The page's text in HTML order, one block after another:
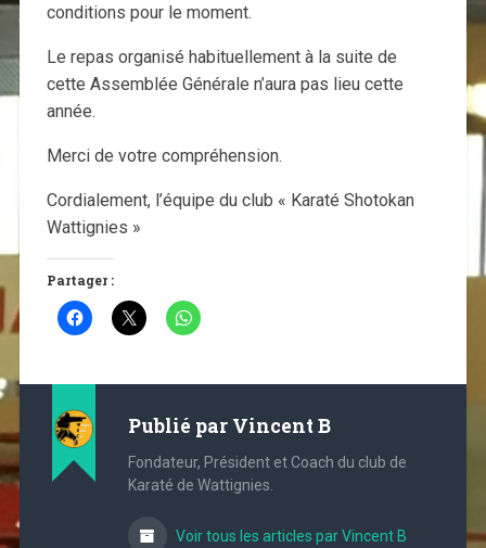
conditions pour le moment.
Le repas organisé habituellement à la suite de
cette Assemblée Générale n’aura pas lieu cette
année.
Merci de votre compréhension.
Cordialement, l’équipe du club « Karaté Shotokan
Wattignies »
Partager :
Publié par Vincent B
Fondateur, Président et Coach du club de
Karaté de Wattignies.
Voir tous les articles par Vincent B